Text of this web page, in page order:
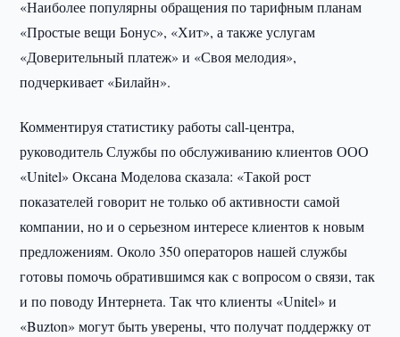
«Наиболее популярны обращения по тарифным планам
«Простые вещи Бонус», «Хит», а также услугам
«Доверительный платеж» и «Своя мелодия»,
подчеркивает «Билайн».
Комментируя статистику работы call-центра,
руководитель Службы по обслуживанию клиентов ООО
«Unitel» Оксана Моделова сказала: «Такой рост
показателей говорит не только об активности самой
компании, но и о серьезном интересе клиентов к новым
предложениям. Около 350 операторов нашей службы
готовы помочь обратившимся как с вопросом о связи, так
и по поводу Интернета. Так что клиенты «Unitel» и
«Buzton» могут быть уверены, что получат поддержку от